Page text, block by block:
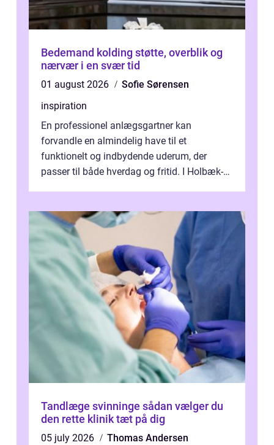
Bedemand kolding støtte, overblik og
nærvær i en svær tid
01 august 2026
Sofie Sørensen
inspiration
En professionel anlægsgartner kan
forvandle en almindelig have til et
funktionelt og indbydende uderum, der
passer til både hverdag og fritid. I Holbæk-
Tandlæge svinninge sådan vælger du
den rette klinik tæt på dig
05 july 2026
Thomas Andersen